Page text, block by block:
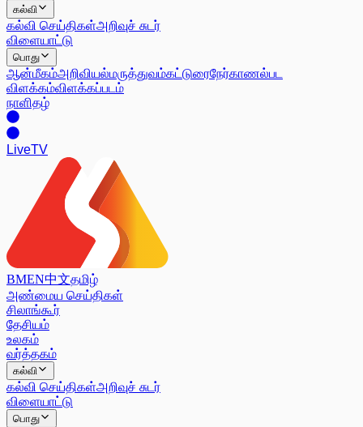
கல்வி
கல்வி செய்திகள்அறிவுச் சுடர்
விளையாட்டு
பொது
ஆன்மீகம்அறிவியல்மருத்துவம்கட்டுரைநேர்காணல்பட
விளக்கம்விளக்கப்படம்
நாளிதழ்
LiveTV
BMEN中文தமிழ்
அண்மைய செய்திகள்
சிலாங்கூர்
தேசியம்
உலகம்
வர்த்தகம்
கல்வி
கல்வி செய்திகள்அறிவுச் சுடர்
விளையாட்டு
பொது